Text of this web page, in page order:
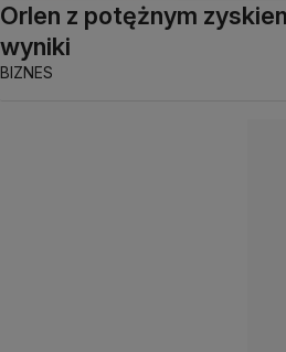
Orlen z potężnym
wyniki
BIZNES